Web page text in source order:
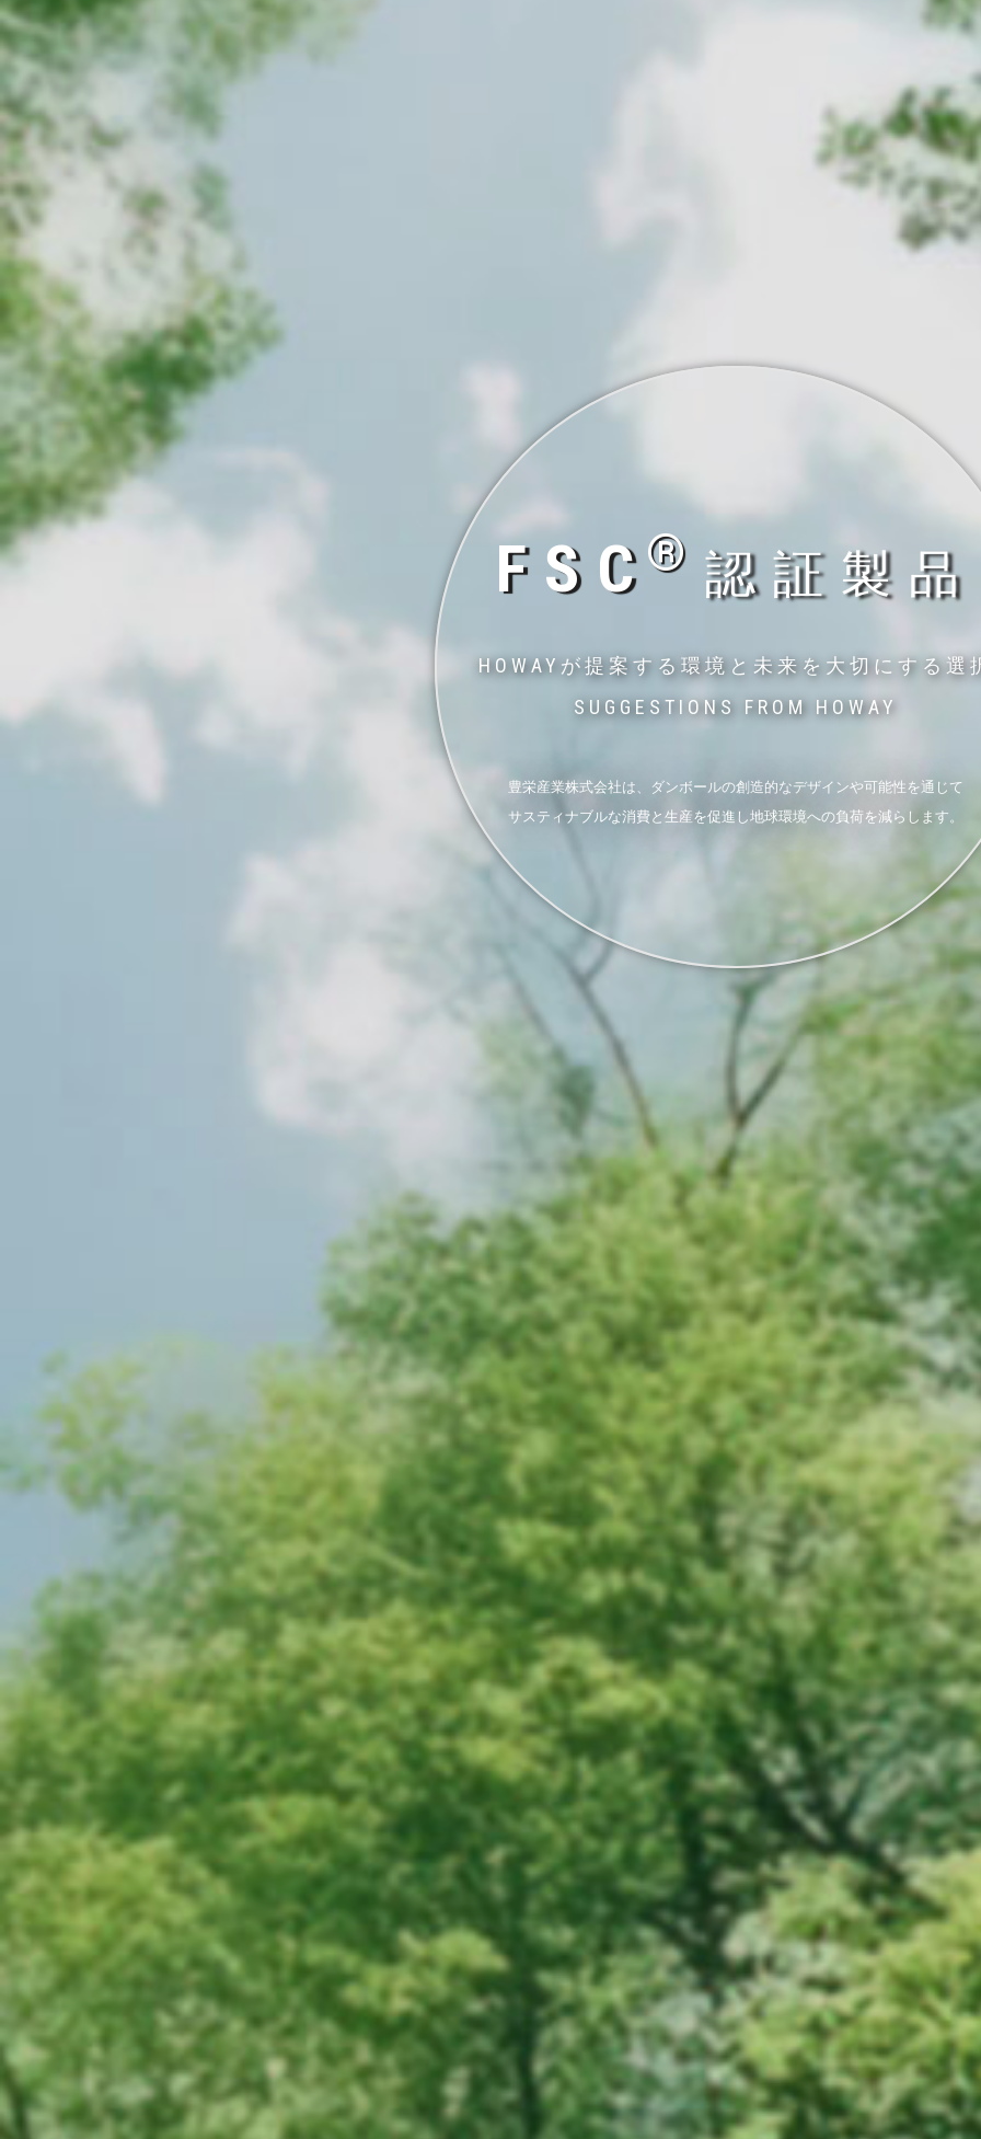
FSC® 認証製品
HOWAYが提案する環境と未来を大切にする選
SUGGESTIONS FROM HOWAY
豊栄産業株式会社は、ダンボールの創造的なデザインや可能性を通じて
サスティナブルな消費と生産を促進し地球環境への負荷を減らします。